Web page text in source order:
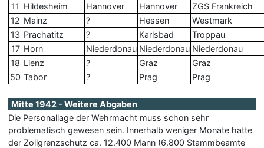
11 Hildesheim Hannover Hannover
ZGS Frankreich
12 Mainz ? Hessen
Westmark
13 Prachatitz ? Karlsbad
Troppau
17 Horn Niederdonau Niederdonau Niederdonau
18 Lienz ? Graz
Graz
50 Tabor ? Prag Prag
Mitte 1942 - Weitere Abgaben
Die Personallage der Wehrmacht muss schon sehr
problematisch gewesen sein. Innerhalb weniger Monate hatte
der Zollgrenzschutz ca. 12.400 Mann (6.800 Stammbeamte